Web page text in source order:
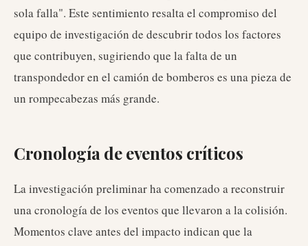
sola falla". Este sentimiento resalta el compromiso del
equipo de investigación de descubrir todos los factores
que contribuyen, sugiriendo que la falta de un
transpondedor en el camión de bomberos es una pieza de
un rompecabezas más grande.
Cronología de eventos críticos
La investigación preliminar ha comenzado a reconstruir
una cronología de los eventos que llevaron a la colisión.
Momentos clave antes del impacto indican que la